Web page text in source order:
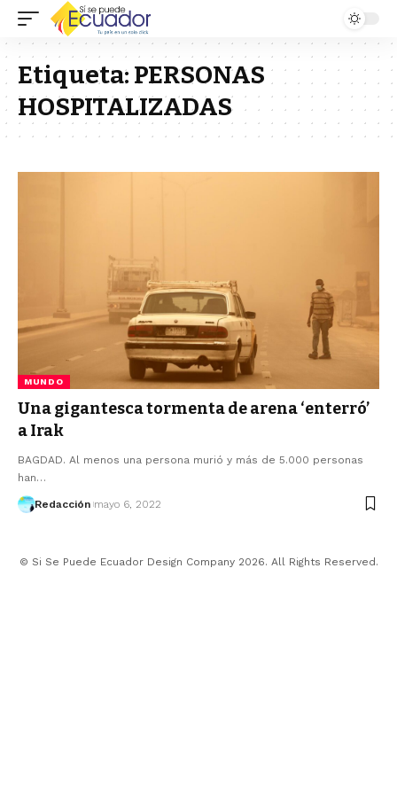
Etiqueta: PERSONAS
HOSPITALIZADAS
MUNDO
Una gigantesca tormenta de arena ‘enterró’
a Irak
BAGDAD. Al menos una persona murió y más de 5.000 personas
han…
Redacción mayo 6, 2022
© Si Se Puede Ecuador Design Company 2026. All Rights Reserved.